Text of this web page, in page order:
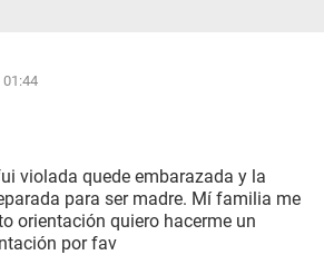
01:44
violada quede embarazada y la
para ser madre. Mí familia me
orientación quiero hacerme un
por fav